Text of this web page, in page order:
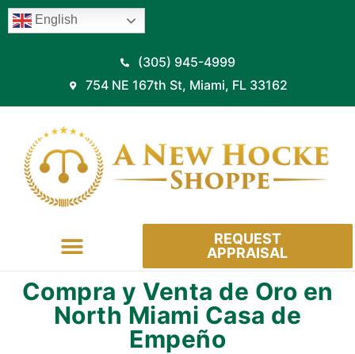
English
(305) 945-4999
754 NE 167th St, Miami, FL 33162
REQUEST
APPRAISAL
Compra y Venta de Oro en
North Miami Casa de
Empeño